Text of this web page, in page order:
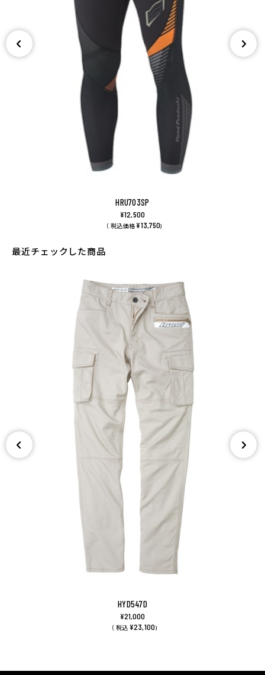
HRU703SP
¥12,500
（ 税込価格¥13,750)
最近チェックした商品
HYD547D
¥21,000
（ 税込 ¥23,100)